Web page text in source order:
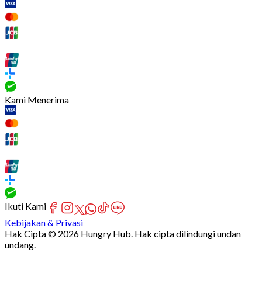
Kami Menerima
Ikuti Kami
Kebijakan & Privasi
Hak Cipta © 2026 Hungry Hub. Hak cipta dilindungi undan
undang.